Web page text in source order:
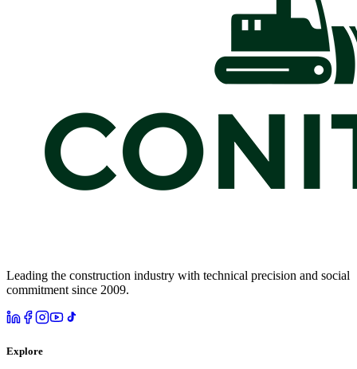
Leading the construction industry with technical precision and social
commitment since 2009.
Explore